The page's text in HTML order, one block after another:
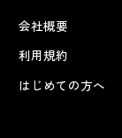
会社概要
利用規約
はじめての方へ